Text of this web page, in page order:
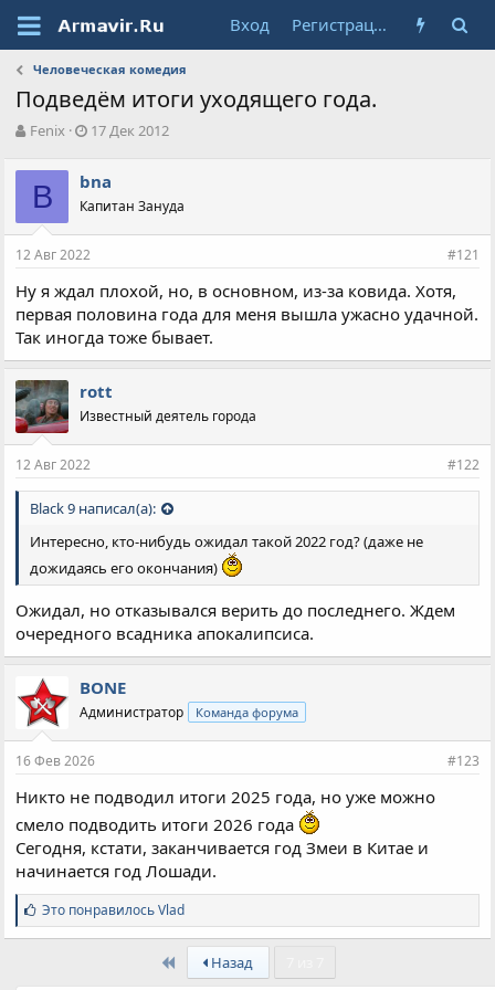
Вход Регистрация
Человеческая комедия
Подведём итоги уходящего года.
А
т
о
р
т
е
ы
Fenix
Д
а
н
л
а
17 Дек 2012
B bna
Капитан Зануда
12 Авг 2022 #121
Ну я ждал плохой, но, в основном, из-за ковида. Хотя,
первая половина года для меня вышла ужасно удачной.
Так иногда тоже бывает.
rott
Известный деятель города
12 Авг 2022 #122
Black 9 написал(а):
Интересно, кто-нибудь ожидал такой 2022 год? (даже не
дожидаясь его окончания)
Ожидал, но отказывался верить до последнего. Ждем
очередного всадника апокалипсиса.
BONE
Администратор Команда форума
16 Фев 2026 #123
Никто не подводил итоги 2025 года, но уже можно
смело подводить итоги 2026 года
Сегодня, кстати, заканчивается год Змеи в Китае и
начинается год Лошади.
С
и
м
Это понравилосьVlad
First Назад